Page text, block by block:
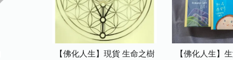
【佛化人生】現貨 生命之樹
【佛化人生】